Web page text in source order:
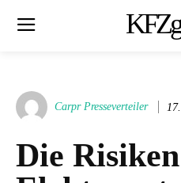
Carpr Presseverteiler
Die